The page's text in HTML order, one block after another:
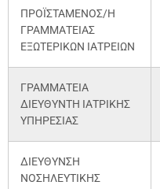
ΠΡΟΪΣΤΑΜΕΝΟΣ/Η
ΓΡΑΜΜΑΤΕΙΑΣ
ΕΞΩΤΕΡΙΚΩΝ ΙΑΤΡΕΙΩΝ
ΓΡΑΜΜΑΤΕΙΑ
ΔΙΕΥΘΥΝΤΗ ΙΑΤΡΙΚΗΣ
ΥΠΗΡΕΣΙΑΣ
ΔΙΕΥΘΥΝΣΗ
ΝΟΣΗΛΕΥΤΙΚΗΣ